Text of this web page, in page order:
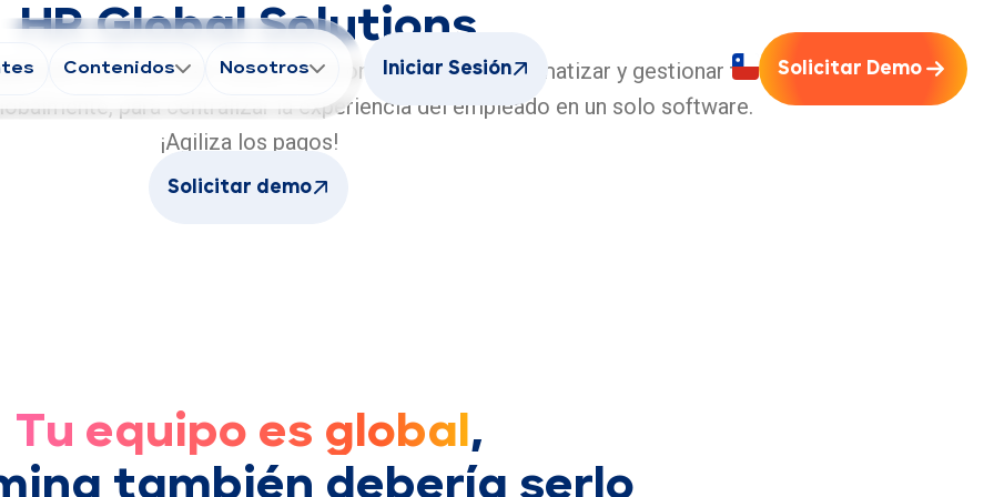
Contenidos Nosotros Iniciar Sesión Solicitar Demo
HR Global Solutions
internacional. Global Solutions te permite automatizar y gestionar tu
para centralizar la experiencia del empleado en un solo software.
¡Agiliza los pagos!
Solicitar demo
Tu equipo es global ,
también debería serlo